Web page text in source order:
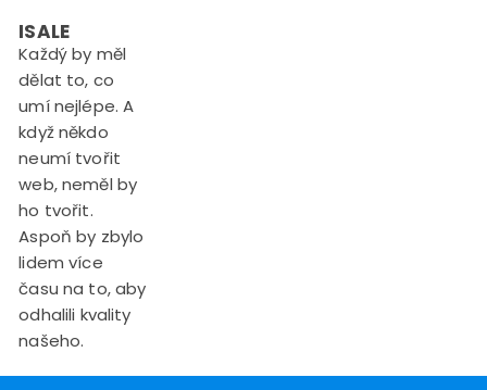
content
ISALE
Každý by měl
dělat to, co
umí nejlépe. A
když někdo
neumí tvořit
web, neměl by
ho tvořit.
Aspoň by zbylo
lidem více
času na to, aby
odhalili kvality
našeho.